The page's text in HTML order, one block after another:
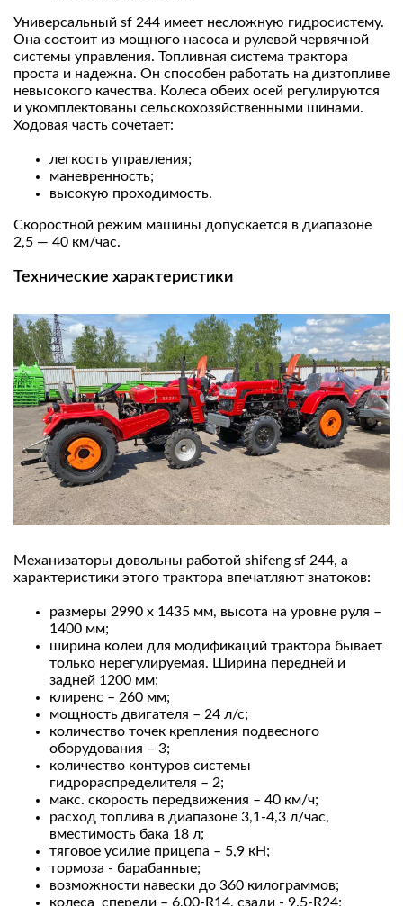
Универсальный sf 244 имеет несложную гидросистему.
Она состоит из мощного насоса и рулевой червячной
системы управления. Топливная система трактора
проста и надежна. Он способен работать на дизтопливе
невысокого качества. Колеса обеих осей регулируются
и укомплектованы сельскохозяйственными шинами.
Ходовая часть сочетает:
легкость управления;
маневренность;
высокую проходимость.
Скоростной режим машины допускается в диапазоне
2,5 — 40 км/час.
Технические характеристики
Механизаторы довольны работой shifeng sf 244, а
характеристики этого трактора впечатляют знатоков:
размеры 2990 х 1435 мм, высота на уровне руля –
1400 мм;
ширина колеи для модификаций трактора бывает
только нерегулируемая. Ширина передней и
задней 1200 мм;
клиренс – 260 мм;
мощность двигателя – 24 л/с;
количество точек крепления подвесного
оборудования – 3;
количество контуров системы
гидрораспределителя – 2;
макс. скорость передвижения – 40 км/ч;
расход топлива в диапазоне 3,1-4,3 л/час,
вместимость бака 18 л;
тяговое усилие прицепа – 5,9 кН;
тормоза - барабанные;
возможности навески до 360 килограммов;
колеса спереди – 6.00-R14, сзади - 9.5-R24;